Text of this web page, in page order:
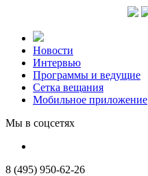
Новости
Интервью
Программы и ведущие
Сетка вещания
Мобильное приложение
Мы в соцсетях
8 (495) 950-62-26